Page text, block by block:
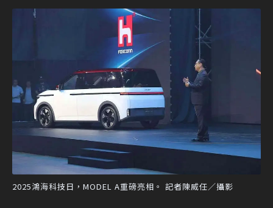
2025鴻海科技日，MODEL A重磅亮相。 記者陳威任／攝影